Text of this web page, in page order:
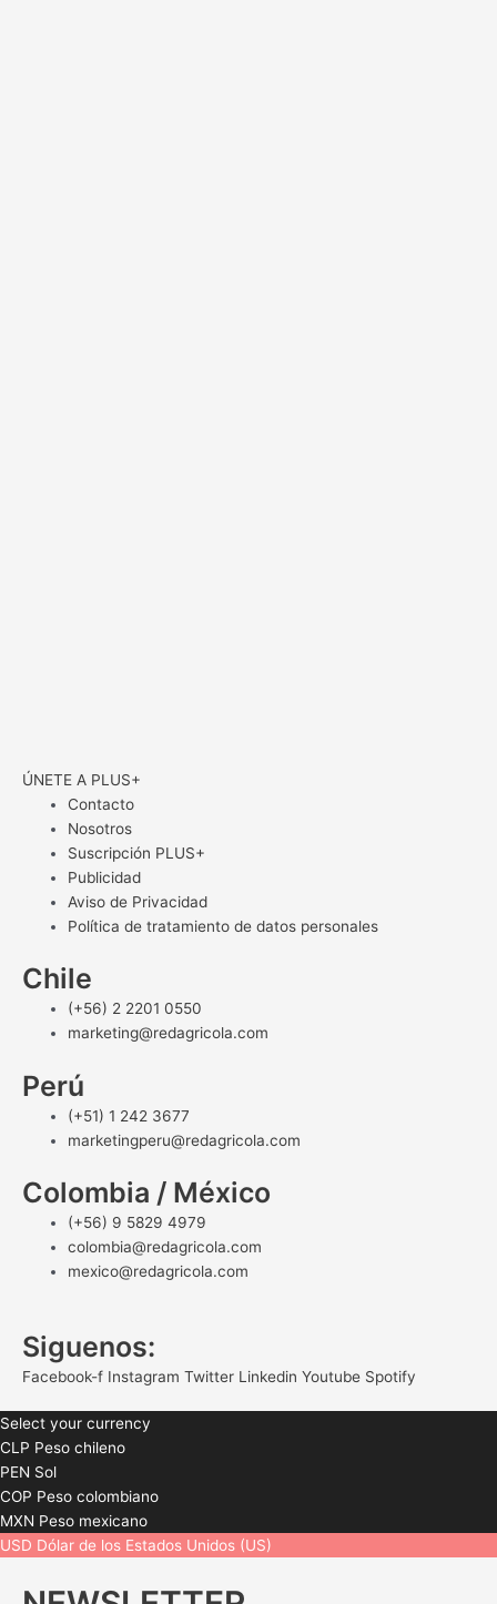
ÚNETE A PLUS+
Contacto
Nosotros
Suscripción PLUS+
Publicidad
Aviso de Privacidad
Política de tratamiento de datos personales
Chile
(+56) 2 2201 0550
marketing@redagricola.com
Perú
(+51) 1 242 3677
marketingperu@redagricola.com
Colombia / México
(+56) 9 5829 4979
colombia@redagricola.com
mexico@redagricola.com
Siguenos:
Facebook-f Instagram Twitter Linkedin Youtube Spotify
Select your currency
CLP Peso chileno
PEN Sol
COP Peso colombiano
MXN Peso mexicano
USD Dólar de los Estados Unidos (US)